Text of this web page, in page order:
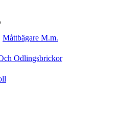
Måttbägare M.m.
Odlingsbrickor